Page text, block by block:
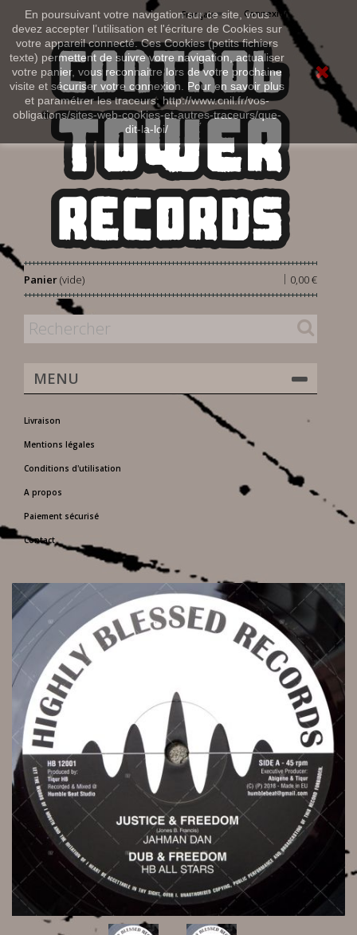
En poursuivant votre navigation sur ce site, vous
devez accepter l’utilisation et l'écriture de Cookies sur
votre appareil connecté. Ces Cookies (petits fichiers
texte) permettent de suivre votre navigation, actualiser
votre panier, vous reconnaitre lors de votre prochaine
visite et sécuriser votre connexion. Pour en savoir plus
et paramétrer les traceurs: http://www.cnil.fr/vos-
obligations/sites-web-cookies-et-autres-traceurs/que-
dit-la-loi/
Connexion
Français
Panier 0,00 €
|
(vide)
MENU
Livraison
Mentions légales
Conditions d'utilisation
A propos
Paiement sécurisé
Contact